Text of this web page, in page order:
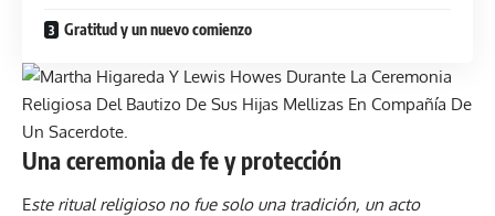
Gratitud y un nuevo comienzo
Una ceremonia de fe y protección
Este ritual religioso no fue solo una tradición, un acto